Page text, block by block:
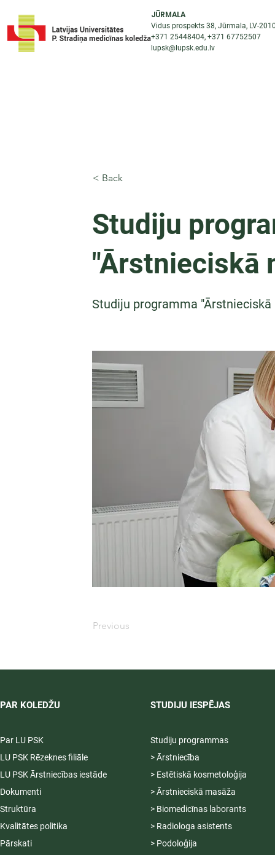
JŪRMALA
Vidus prospekts 38, Jūrmala, LV-
+371 25448404, +371 67752507
lupsk@lupsk.edu.lv
< Back
Studiju
"Ārstnieciskā
Studiju programma "Ārstnieciskā
Previous
PAR KOLEDŽU
Par LU PSK
LU PSK Rēzeknes filiāle
LU PSK Ārstniecības iestāde
Dokumenti
Struktūra
Kvalitātes politika
Pārskati
STUDIJU IESPĒJAS
Studiju programmas
> Ārstniecība
> Estētiskā kosmetoloģija
> Ārstnieciskā masāža
> Biomedicīnas laborants
> Radiologa asistents
> Podoloģija